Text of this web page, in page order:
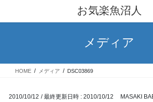
テ
ス
ゲ
ン
お気楽魚沼人
メディア
HOME メディア DSC03869
2010/10/12 / 最終更新日時 : 2010/10/12 MASAKI